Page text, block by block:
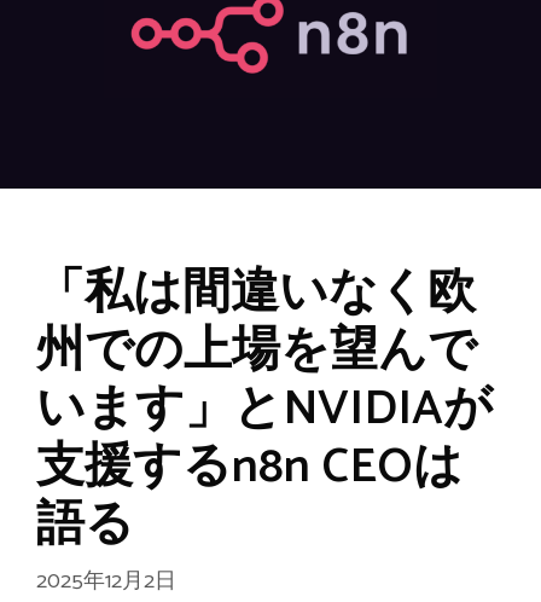
「私は間違いなく欧
州での上場を望んで
います」とNVIDIAが
支援するn8n CEOは
語る
2025年12月2日